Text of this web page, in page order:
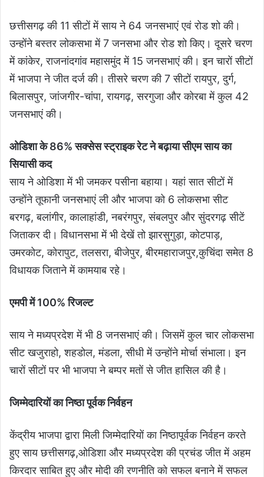
छत्तीसगढ़ की 11 सीटों में साय ने 64 जनसभाएं एवं रोड शो की।
उन्होंने बस्तर लोकसभा में 7 जनसभा और रोड शो किए। दूसरे चरण
में कांकेर, राजनांदगांव महासमुंद में 15 जनसभाएं की। इन चारों सीटों
में भाजपा ने जीत दर्ज की। तीसरे चरण की 7 सीटों रायपुर, दुर्ग,
बिलासपुर, जांजगीर-चांपा, रायगढ़, सरगुजा और कोरबा में कुल 42
जनसभाएं की।
ओडिशा के 86% सक्सेस स्ट्राइक रेट ने बढ़ाया सीएम साय का
सियासी कद
साय ने ओडिशा में भी जमकर पसीना बहाया। यहां सात सीटों में
उन्होंने तूफानी जनसभाएं ली और भाजपा को 6 लोकसभा सीट
बरगढ़, बलांगीर, कालाहांडी, नबरंगपुर, संबलपुर और सुंदरगढ़ सीटें
जिताकर दी। विधानसभा में भी देखें तो झारसुगुड़ा, कोटपाड़,
उमरकोट, कोरापुट, तलसरा, बीजेपुर, बीरमहाराजपुर,कुचिंदा समेत 8
विधायक जिताने में कामयाब रहे।
एमपी में 100% रिजल्ट
साय ने मध्यप्रदेश में भी 8 जनसभाएं की। जिसमें कुल चार लोकसभा
सीट खजुराहो, शहडोल, मंडला, सीधी में उन्होंने मोर्चा संभाला। इन
चारों सीटों पर भी भाजपा ने बम्पर मतों से जीत हासिल की है।
जिम्मेदारियों का निष्ठा पूर्वक निर्वहन
केंद्रीय भाजपा द्वारा मिली जिम्मेदारियों का निष्ठापूर्वक निर्वहन करते
हुए साय छत्तीसगढ़,ओडिशा और मध्यप्रदेश की प्रचंड जीत में अहम
किरदार साबित हुए और मोदी की रणनीति को सफल बनाने में सफल